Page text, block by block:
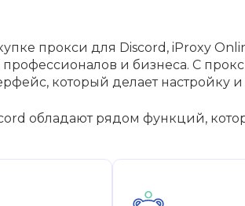
прокси для Discord, iProxy
и бизнеса. С
который делает настройку
обладают рядом функций,